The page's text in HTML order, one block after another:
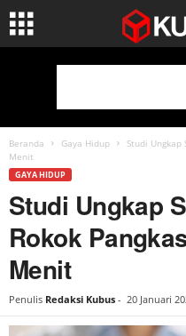
Beranda Gaya Hidup
Studi Ungkap
Menit
GAYA HIDUP
Studi Ungkap
Rokok
Menit
Penulis Redaksi Kubus - 20 Januari